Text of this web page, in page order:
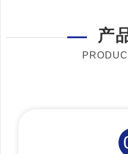
产